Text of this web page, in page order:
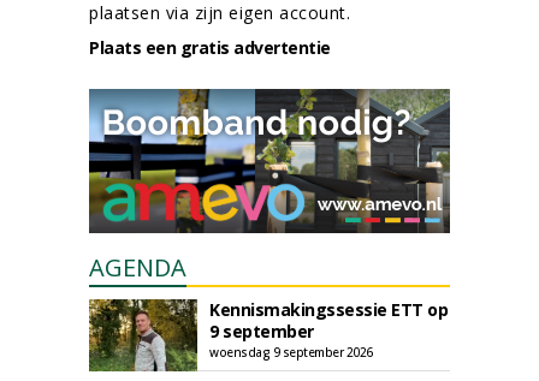
plaatsen via zijn eigen account.
Plaats een gratis advertentie
AGENDA
Kennismakingssessie ETT op
9 september
woensdag 9 september 2026